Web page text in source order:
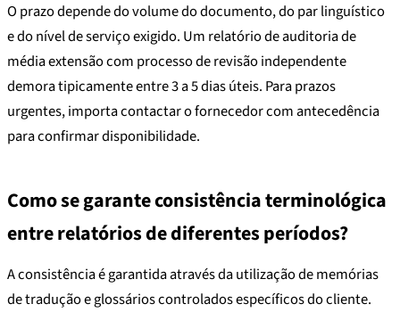
O prazo depende do volume do documento, do par linguístico
e do nível de serviço exigido. Um relatório de auditoria de
média extensão com processo de revisão independente
demora tipicamente entre 3 a 5 dias úteis. Para prazos
urgentes, importa contactar o fornecedor com antecedência
para confirmar disponibilidade.
Como se garante consistência terminológica
entre relatórios de diferentes períodos?
A consistência é garantida através da utilização de memórias
de tradução e glossários controlados específicos do cliente.